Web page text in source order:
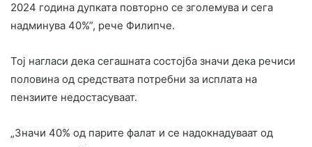
2024 година дупката повторно се зголемува и сега
надминува 40%”, рече Филипче.
Тој нагласи дека сегашната состојба значи дека речиси
половина од средствата потребни за исплата на
пензиите недостасуваат.
„Значи 40% од парите фалат и се надокнадуваат од